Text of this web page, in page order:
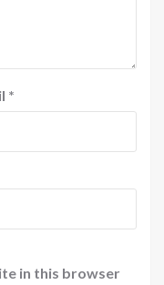
*
in this browser